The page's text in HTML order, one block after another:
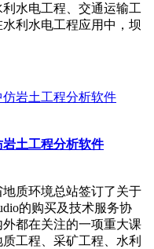
水电工程、交通运输工
利水电工程应用中，坝
土工程分析软件
质环境总站签订了关于
的购买及技术服务协
都在关注的一项重大课
工程、采矿工程、水利